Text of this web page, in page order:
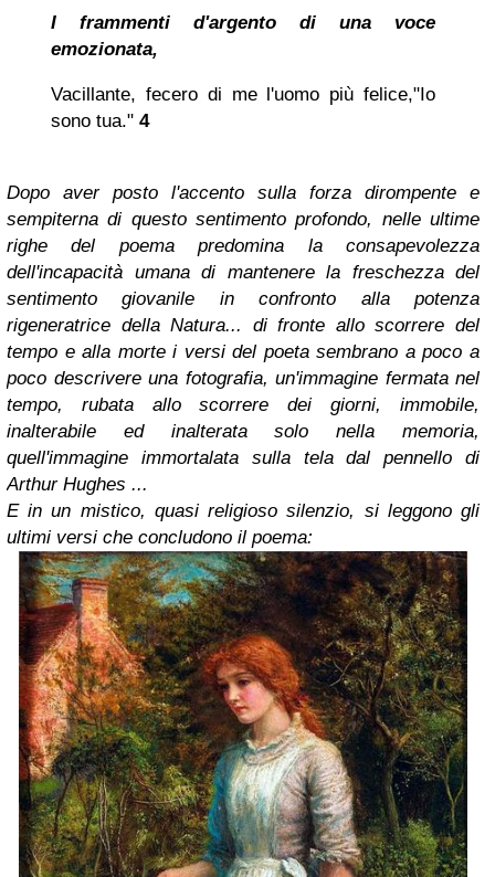
I frammenti d'argento di una voce
emozionata,
Vacillante, fecero di me l'uomo più felice,"Io
sono tua." 4
Dopo aver posto l'accento sulla forza dirompente e
sempiterna di questo sentimento profondo, nelle ultime
righe del poema predomina la consapevolezza
dell'incapacità umana di mantenere la freschezza del
sentimento giovanile in confronto alla potenza
rigeneratrice della Natura... di fronte allo scorrere del
tempo e alla morte i versi del poeta sembrano a poco a
poco descrivere una fotografia, un'immagine fermata nel
tempo, rubata allo scorrere dei giorni, immobile,
inalterabile ed inalterata solo nella memoria,
quell'immagine immortalata sulla tela dal pennello di
Arthur Hughes ...
E in un mistico, quasi religioso silenzio, si leggono gli
ultimi versi che concludono il poema: